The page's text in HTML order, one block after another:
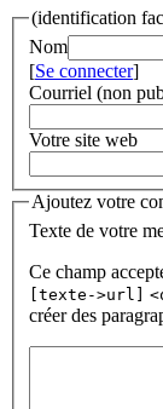
(identification
Nom
[Se connecter]
Courriel (non
Votre site web
Ajoutez votre
Texte de votre
Ce champ
[texte->url]
créer des